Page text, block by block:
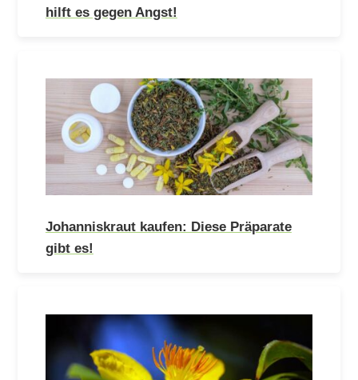
hilft es gegen Angst!
Johanniskraut kaufen: Diese Präparate
gibt es!